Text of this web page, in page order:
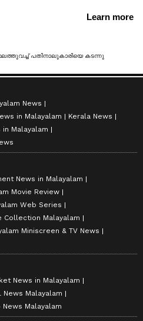
News
in Malayalam
Kerala News
Malayalam
News in Malayalam
Movie Review
Web Series
Collection Malayalam
Miniscreen & TV News
News in Malayalam
News Malayalam
Malayalam